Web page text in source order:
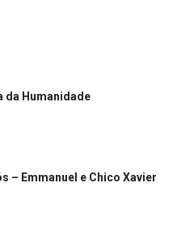
da Humanidade
– Emmanuel e Chico Xavier